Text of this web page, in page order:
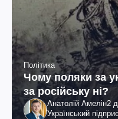
Політика
Чому поляки за
за російську ні?
Анатолій Амелін2
Український